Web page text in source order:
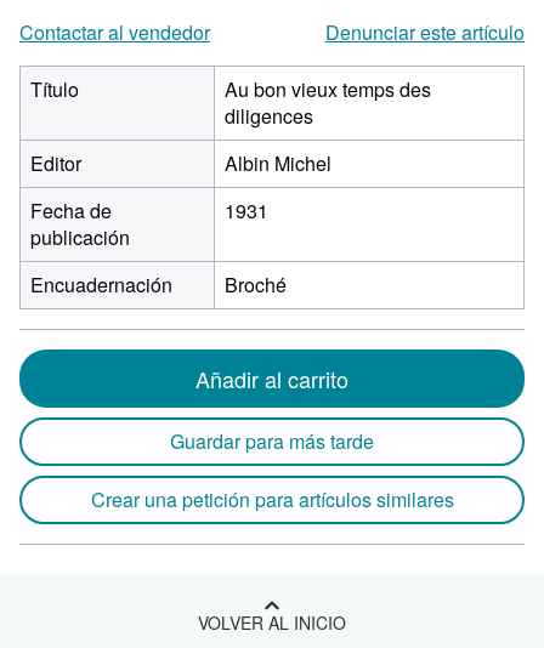
Contactar al vendedor
Denunciar este artículo
Título
Au bon vieux temps des
diligences
Editor
Albin Michel
Fecha de
publicación
1931
Encuadernación Broché
Añadir al carrito
Guardar para más tarde
Crear una petición para artículos similares
VOLVER AL INICIO